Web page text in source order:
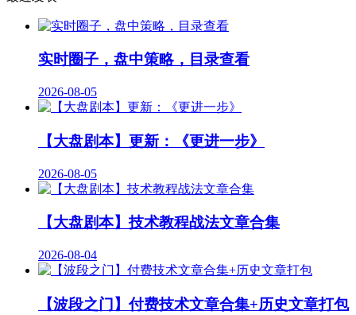
实时圈子，盘中策略，目录查看
2026-08-05
【大盘剧本】更新：《更进一步》
2026-08-05
【大盘剧本】技术教程战法文章合集
2026-08-04
【波段之门】付费技术文章合集+历史文章打包